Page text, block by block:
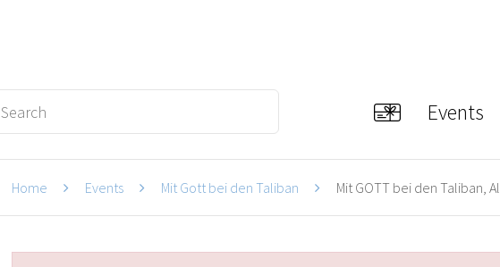
Events
Home Events Mit Gott bei den Taliban Mit GOTT bei den Taliban,